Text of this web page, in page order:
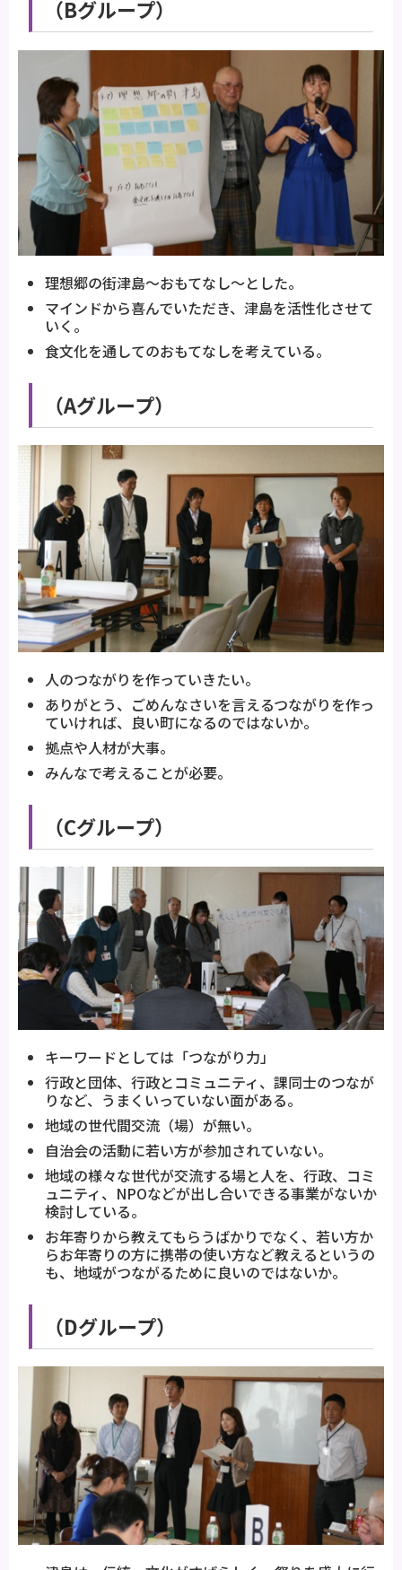
（Bグループ）
理想郷の街津島～おもてなし～とした。
マインドから喜んでいただき、津島を活性化させて
いく。
食文化を通してのおもてなしを考えている。
（Aグループ）
人のつながりを作っていきたい。
ありがとう、ごめんなさいを言えるつながりを作っ
ていければ、良い町になるのではないか。
拠点や人材が大事。
みんなで考えることが必要。
（Cグループ）
キーワードとしては「つながり力」
行政と団体、行政とコミュニティ、課同士のつなが
りなど、うまくいっていない面がある。
地域の世代間交流（場）が無い。
自治会の活動に若い方が参加されていない。
地域の様々な世代が交流する場と人を、行政、コミ
ュニティ、NPOなどが出し合いできる事業がないか
検討している。
お年寄りから教えてもらうばかりでなく、若い方か
らお年寄りの方に携帯の使い方など教えるというの
も、地域がつながるために良いのではないか。
（Dグループ）